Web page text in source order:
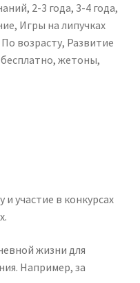
, 2-3 года, 3-4 года,
, Игры на липучках
По возрасту, Развитие
бесплатно, жетоны,
участие в конкурсах
жизни для
Например, за